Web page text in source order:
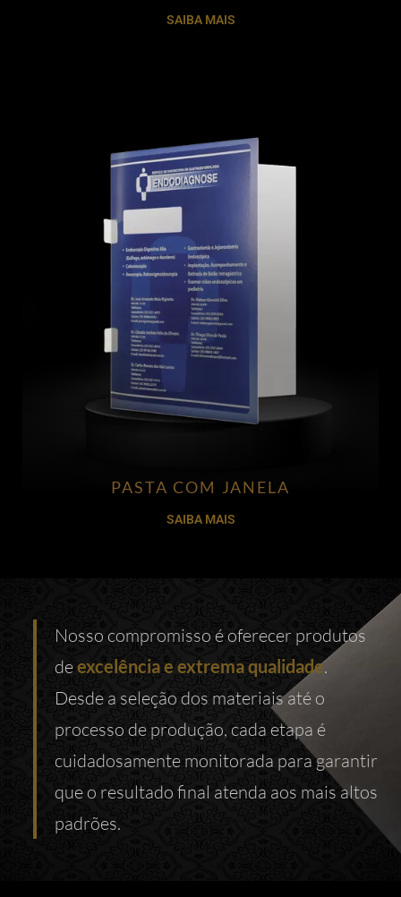
SAIBA MAIS
PASTA COM JANELA
SAIBA MAIS
Nosso compromisso é oferecer produtos
deexcelência e extrema qualidade.
Desde a seleção dos materiais até o
processo de produção, cada etapa é
cuidadosamente monitorada para garantir
que o resultado final atenda aos mais altos
padrões.